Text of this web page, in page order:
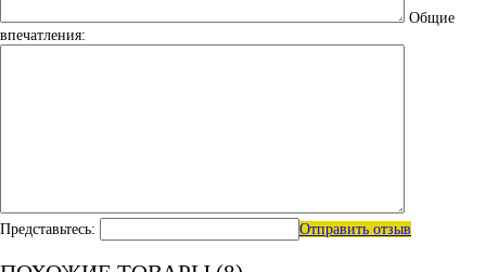
Общие
впечатления:
Представьтесь: Отправить отзыв